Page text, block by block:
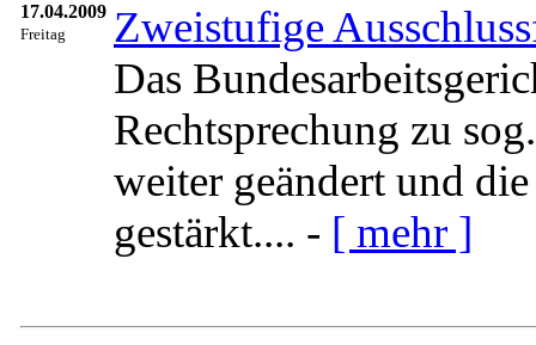
17.04.2009
Freitag
Zweistufige
Das
Rechtsprechung zu
weiter geändert und
gestärkt.... - [ mehr ]